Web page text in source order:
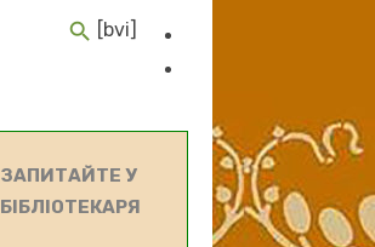
[bvi]
ЗАПИТАЙТЕ У
БІБЛІОТЕКАРЯ